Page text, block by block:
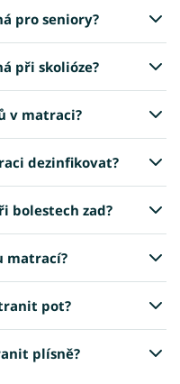
pro seniory?
při skolióze?
v matraci?
dezinfikovat?
bolestech zad?
matrací?
pot?
plísně?